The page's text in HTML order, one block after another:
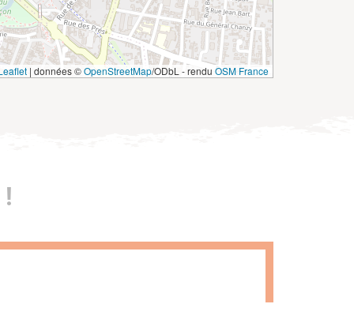
| données ©OpenStreetMap/ODbL - rendu OSM France